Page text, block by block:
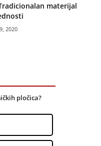
materijal
2020
pločica?